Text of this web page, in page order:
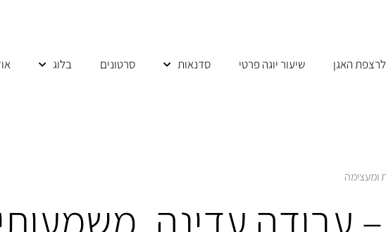
לרצפת האגן שיעור יוגה פרטי סדנאות סרטונים בלוג
ומעצימה
עבודה עדינה,